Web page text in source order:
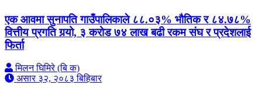
एक आवमा सुनापति गाउँपालिकाले ८८.०३% भौतिक र ८४.७८%
वित्तीय प्रगति गर्‍यो, ३ करोड ७४ लाख बढी रकम संघ र प्रदेशलाई
फिर्ता
मिलन घिमिरे (बि क)
असार ३२, २०८३ बिहिबार